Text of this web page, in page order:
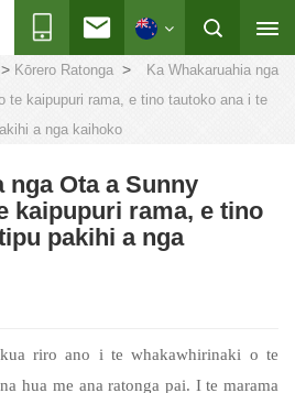
> Kōrero Ratonga >
Ka Whakaruahia nga
te kaipupuri rama, e tino tautoko ana i te
a nga kaihoko
nga Ota a Sunny
kaipupuri rama, e tino
pakihi a nga
kua riro ano i te whakawhirinaki o te
hua me ana ratonga pai. I te marama